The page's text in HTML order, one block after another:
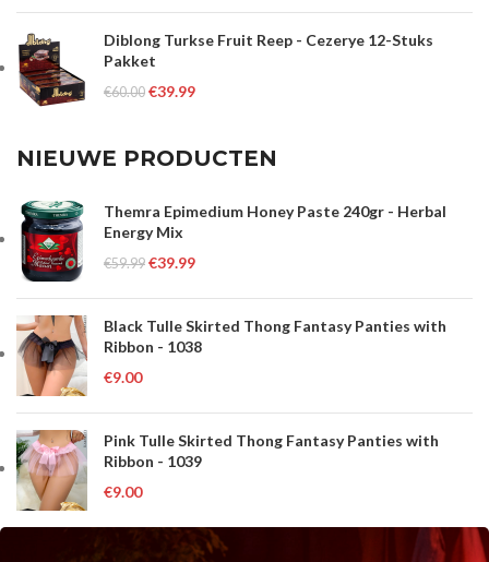
Diblong Turkse Fruit Reep - Cezerye 12-Stuks
Pakket
€60.00 €39.99
NIEUWE PRODUCTEN
Themra Epimedium Honey Paste 240gr - Herbal
Energy Mix
€59.99 €39.99
Black Tulle Skirted Thong Fantasy Panties with
Ribbon - 1038
€9.00
Pink Tulle Skirted Thong Fantasy Panties with
Ribbon - 1039
€9.00